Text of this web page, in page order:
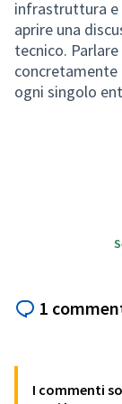
infrastruttura e
aprire una
tecnico.
concretamente
ogni singolo
1
I commenti